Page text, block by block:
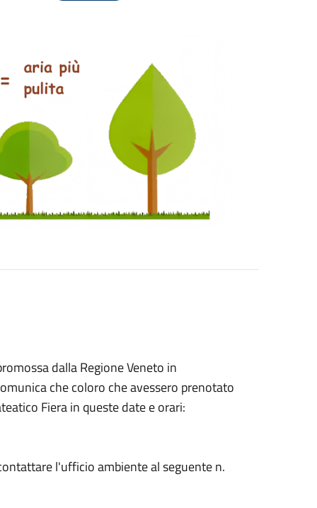
dalla Regione Veneto in
che coloro che avessero prenotato
Fiera in queste date e orari:
l'ufficio ambiente al seguente n.